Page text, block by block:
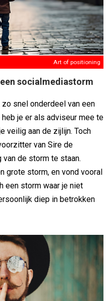
Art of positioning
socialmediastorm
snel onderdeel van een
je er als adviseur mee te
veilig aan de zijlijn. Toch
van Sire de
de storm te staan.
grote storm, en vond vooral
een storm waar je niet
diep in betrokken